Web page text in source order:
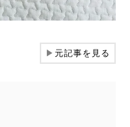
▶元記事を見る